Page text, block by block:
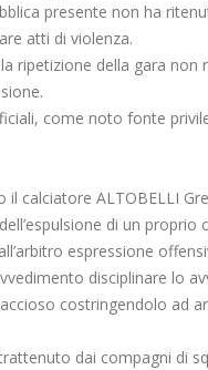
presente non ha
atti di violenza.
ripetizione della gara non
come noto fonte
il calciatore ALTOBELLI
di un proprio
espressione
disciplinare lo
costringendolo ad
dai compagni di